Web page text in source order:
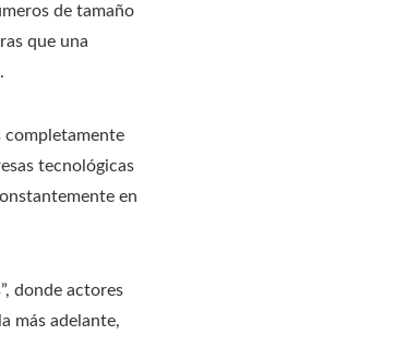
de tamaño
que una
completamente
tecnológicas
en
donde actores
más adelante,